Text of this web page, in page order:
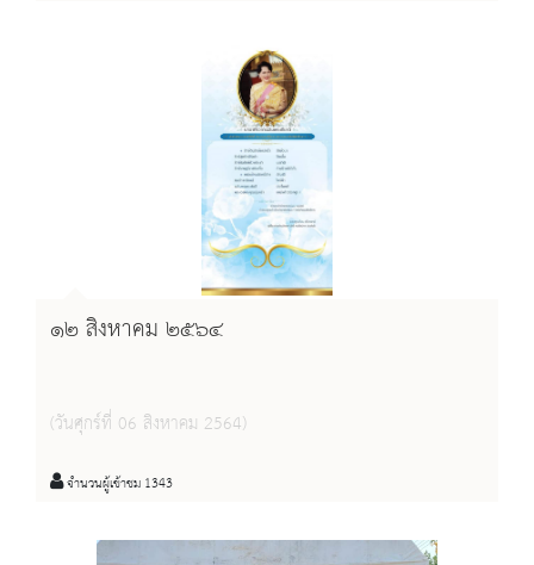
๑๒ สิงหาคม ๒๕๖๔
(วันศุกร์ที่ 06 สิงหาคม 2564)
จำนวนผู้เข้าชม 1343